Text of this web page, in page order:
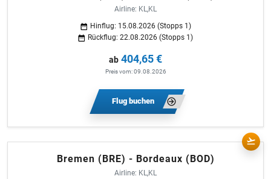
Airline: KL,KL
Hinflug: 15.08.2026 (Stopps 1)
Rückflug: 22.08.2026 (Stopps 1)
ab 404,65 €
Preis vom: 09.08.2026
Flug buchen
Bremen (BRE) - Bordeaux (BOD)
Airline: KL,KL